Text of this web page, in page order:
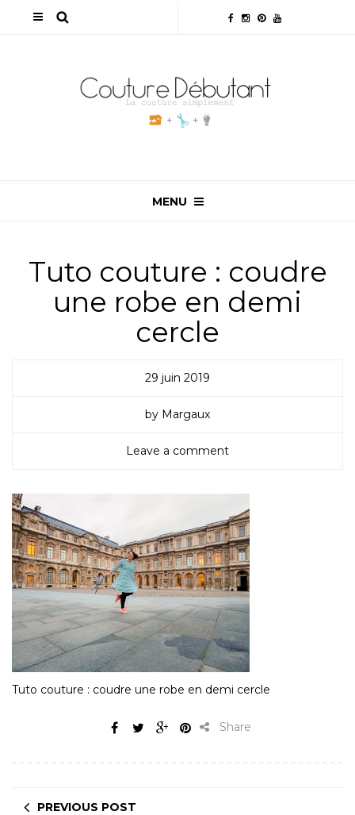
MENU
Tuto couture : coudre
une robe en demi
cercle
29 juin 2019
by Margaux
Leave a comment
Tuto couture : coudre une robe en demi cercle
Share
PREVIOUS POST